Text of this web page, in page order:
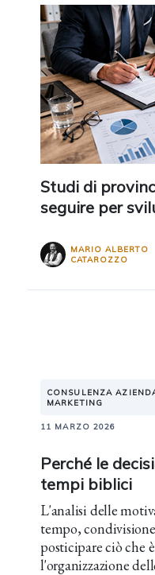
Studi di
seguire per
MARIO ALBERTO
CATAROZZO
CONSULENZA
MARKETING
11 MARZO 2026
Perché le
tempi biblici
L'analisi delle
tempo,
posticipare ciò che
l'organizzazione